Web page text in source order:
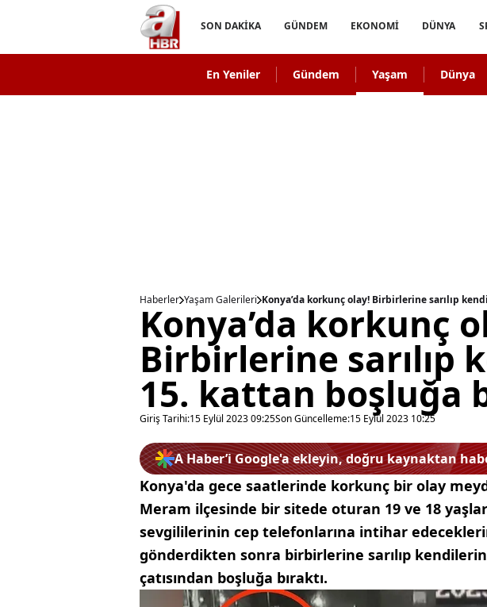
SON DAKİKA GÜNDEM EKONOMİ DÜNYA
En Yeniler Gündem Yaşam Dünya
Haberler Yaşam Galerileri Konya’da korkunç olay! Birbirlerine sarılıp
Konya’da korkunç
Birbirlerine sarılıp
15. kattan boşluğa
Giriş Tarihi:15 Eylül 2023 09:25Son Güncelleme:15 Eylül 2023 10:25
A Haber’i Google'a ekleyin, doğru kaynaktan
Konya'da gece saatlerinde korkunç bir olay
Meram ilçesinde bir sitede oturan 19 ve 18
sevgililerinin cep telefonlarına intihar
gönderdikten sonra birbirlerine sarılıp
çatısından boşluğa bıraktı.